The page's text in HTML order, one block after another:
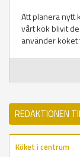
Att planera nytt
vårt kök blivit
använder köket
REDAKTIONEN
Köket i centrum